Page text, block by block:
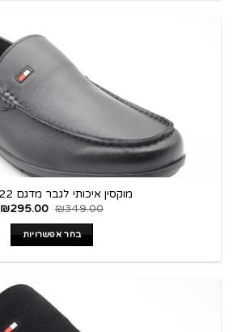
מוקסין איכותי לגבר מדגם 110-22
₪349.00
₪295.00
בחר אפשרויות